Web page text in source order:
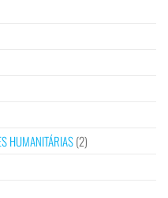
HUMANITÁRIAS(2)